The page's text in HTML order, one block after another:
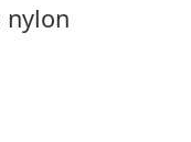
nylon